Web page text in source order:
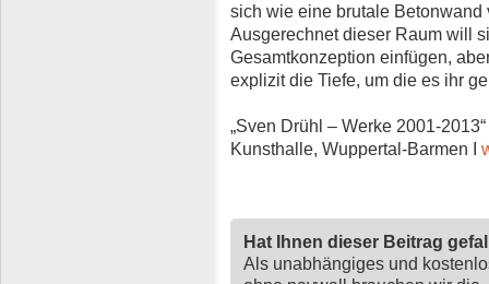
sich wie eine brutale Betonwand
Ausgerechnet dieser Raum will
Gesamtkonzeption einfügen,
explizit die Tiefe, um die es ihr
„Sven Drühl – Werke 2001-
Kunsthalle, Wuppertal-Barmen I
Hat Ihnen dieser Beitrag
Als unabhängiges und